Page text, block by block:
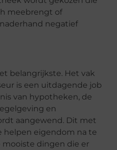
meebrengt of
negatief
belangrijkste. Het vak
is een uitdagende job
van hypotheken, de
en
aangewend. Dit met
helpen eigendom na te
mooiste dingen die er